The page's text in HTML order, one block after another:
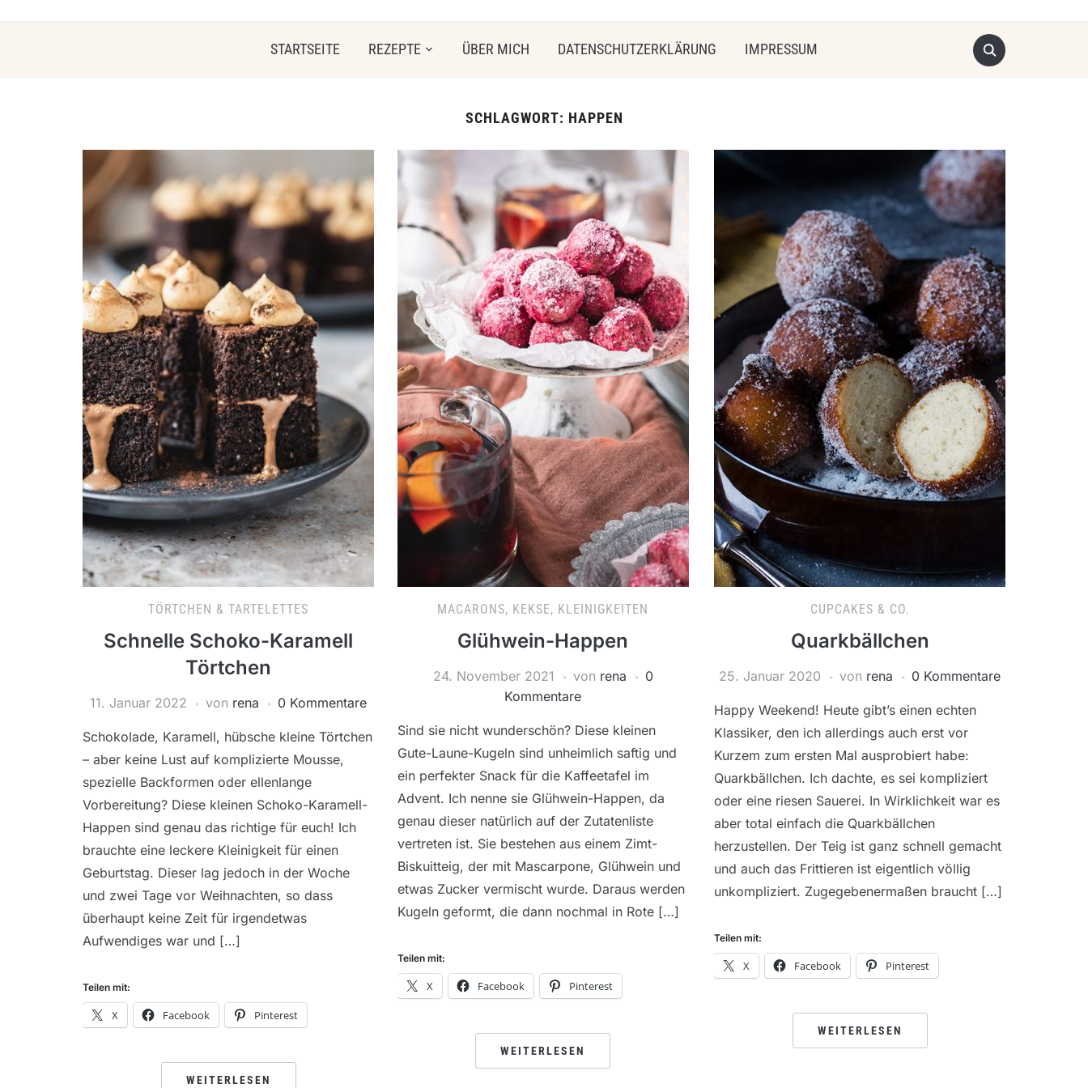
STARTSEITE REZEPTE ÜBER MICH DATENSCHUTZERKLÄRUNG IMPRESSUM
SCHLAGWORT: HAPPEN
TÖRTCHEN & TARTELETTES
Schnelle Schoko-Karamell
Törtchen
11. Januar 2022 von rena 0 Kommentare
Schokolade, Karamell, hübsche kleine Törtchen
– aber keine Lust auf komplizierte Mousse,
spezielle Backformen oder ellenlange
Vorbereitung? Diese kleinen Schoko-Karamell-
Happen sind genau das richtige für euch! Ich
brauchte eine leckere Kleinigkeit für einen
Geburtstag. Dieser lag jedoch in der Woche
und zwei Tage vor Weihnachten, so dass
überhaupt keine Zeit für irgendetwas
Aufwendiges war und […]
Teilen mit:
X Facebook Pinterest
WEITERLESEN
MACARONS, KEKSE, KLEINIGKEITEN
Glühwein-Happen
24. November 2021 von rena
0
Kommentare
Sind sie nicht wunderschön? Diese kleinen
Gute-Laune-Kugeln sind unheimlich saftig und
ein perfekter Snack für die Kaffeetafel im
Advent. Ich nenne sie Glühwein-Happen, da
genau dieser natürlich auf der Zutatenliste
vertreten ist. Sie bestehen aus einem Zimt-
Biskuitteig, der mit Mascarpone, Glühwein und
etwas Zucker vermischt wurde. Daraus werden
Kugeln geformt, die dann nochmal in Rote […]
Teilen mit:
X Facebook Pinterest
WEITERLESEN
CUPCAKES & CO.
Quarkbällchen
25. Januar 2020 von rena 0 Kommentare
Happy Weekend! Heute gibt’s einen echten
Klassiker, den ich allerdings auch erst vor
Kurzem zum ersten Mal ausprobiert habe:
Quarkbällchen. Ich dachte, es sei kompliziert
oder eine riesen Sauerei. In Wirklichkeit war es
aber total einfach die Quarkbällchen
herzustellen. Der Teig ist ganz schnell gemacht
und auch das Frittieren ist eigentlich völlig
unkompliziert. Zugegebenermaßen braucht […]
Teilen mit:
X Facebook Pinterest
WEITERLESEN